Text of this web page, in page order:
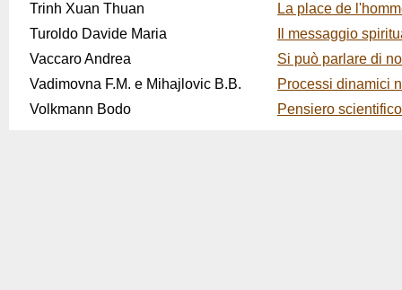
Trinh Xuan Thuan
La place de
Turoldo Davide Maria
Il messaggio
Vaccaro Andrea
Si può parlare di
Vadimovna F.M. e Mihajlovic B.B.
Processi dinamici
Volkmann Bodo
Pensiero